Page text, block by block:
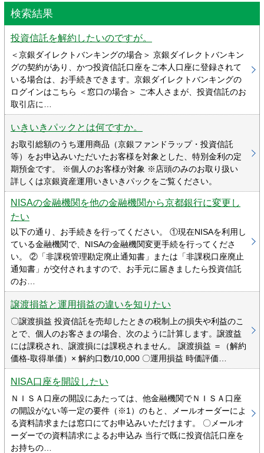
検索結果
投資信託を解約したいのですが。
＜京銀ダイレクトバンキングの場合＞ 京銀ダイレクトバンキン
グの契約があり、かつ投資信託口座をご本人口座に登録されて
いる場合は、お手続きできます。京銀ダイレクトバンキングの
ログインはこちら ＜窓口の場合＞ ご本人さまが、投資信託のお
取引店に…
いきいきパックとは何ですか。
お取引総額のうち運用商品（京銀ファンドラップ・投資信託
等）をお申込みいただいたお客様を対象とした、特別金利の定
期預金です。 ※個人のお客様が対象 ※店頭のみのお取り扱い
詳しくは京銀資産運用いきいきパックをご覧ください。
NISAの金融機関を他の金融機関から京都銀行に変更し
たい
以下の通り、お手続きを行ってください。 ①現在NISAを利用し
ている金融機関で、NISAの金融機関変更手続を行ってくださ
い。 ②「非課税管理勘定廃止通知書」または「非課税口座廃止
通知書」が交付されますので、お手元に届きましたら投資信託
のお…
譲渡損益と運用損益の違いを知りたい
〇譲渡損益 投資信託を売却したときの税制上の損失や利益のこ
とで、個人のお客さまの場合、次のように計算します。譲渡益
には課税され、譲渡損には課税されません。 譲渡損益 ＝（解約
価格-取得単価）× 解約口数/10,000 〇運用損益 時価評価…
NISA口座を開設したい
ＮＩＳＡ口座の開設にあたっては、他金融機関でＮＩＳＡ口座
の開設がない等一定の要件（※1）のもと、メールオーダーによ
る資料請求または窓口にてお申込みいただけます。 〇メールオ
ーダーでの資料請求によるお申込み 当行で既に投資信託口座を
お持ちの…